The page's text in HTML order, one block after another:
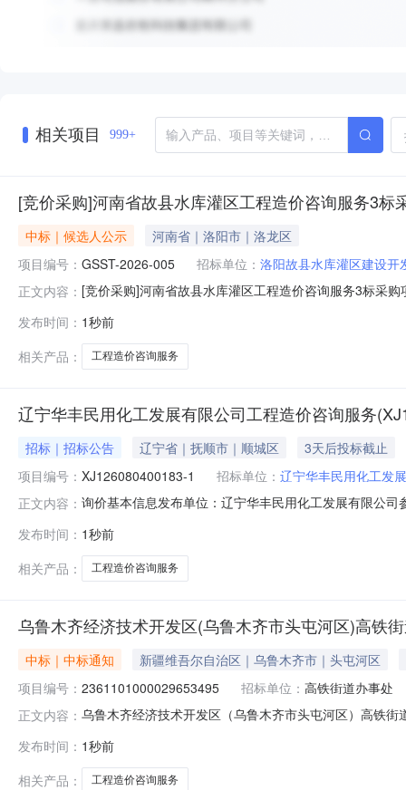
相关项目 999+
[竞价采购]河南省故县水库灌区工程造价咨询服务3标
中标｜候选人公示
河南省｜洛阳市｜洛龙区
项目编号： GSST-2026-005 招标单位： 洛阳故县水库灌区建设开
正文内容： [竞价采购]河南省故县水库灌区工程造价咨询服务3标采
目编号：GSST-2026-005三、项目简要说明：1.项目概
预算：本项目
发布时间： 1秒前
相关产品：
工程造价咨询服务
辽宁华丰民用化工发展有限公司工程造价咨询服务
招标｜招标公告 辽宁省｜抚顺市｜顺城区
3天后投标截止
项目编号： XJ126080400183-1 招标单位： 辽宁华丰民用化工发
正文内容： 询价基本信息发布单位：辽宁华丰民用化工发展有限公
发布时间： 1秒前
相关产品：
工程造价咨询服务
乌鲁木齐经济技术开发区(乌鲁木齐市头屯河区)高铁
中标｜中标通知
新疆维吾尔自治区｜乌鲁木齐市｜头屯河区
项目编号： 2361101000029653495 招标单位： 高铁街道办事处
正文内容： 乌鲁木齐经济技术开发区（乌鲁木齐市头屯河区）高铁
号:2361101000029653495项目联系人:马如华项目联系
市头屯河区报价
发布时间： 1秒前
相关产品：
工程造价咨询服务